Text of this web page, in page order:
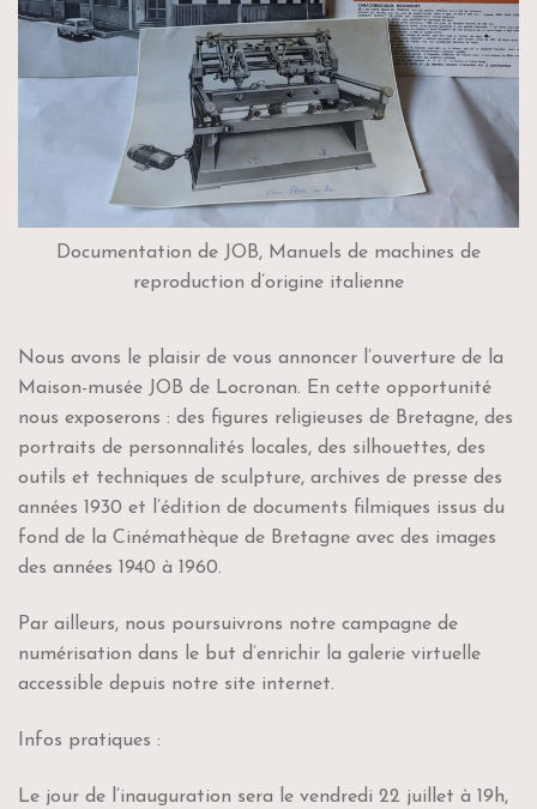
Documentation de JOB, Manuels de machines de
reproduction d’origine italienne
Nous avons le plaisir de vous annoncer l’ouverture de la
Maison-musée JOB de Locronan. En cette opportunité
nous exposerons : des figures religieuses de Bretagne, des
portraits de personnalités locales, des silhouettes, des
outils et techniques de sculpture, archives de presse des
années 1930 et l’édition de documents filmiques issus du
fond de la Cinémathèque de Bretagne avec des images
des années 1940 à 1960.
Par ailleurs, nous poursuivrons notre campagne de
numérisation dans le but d’enrichir la galerie virtuelle
accessible depuis notre site internet.
Infos pratiques :
Le jour de l’inauguration sera le vendredi 22 juillet à 19h,